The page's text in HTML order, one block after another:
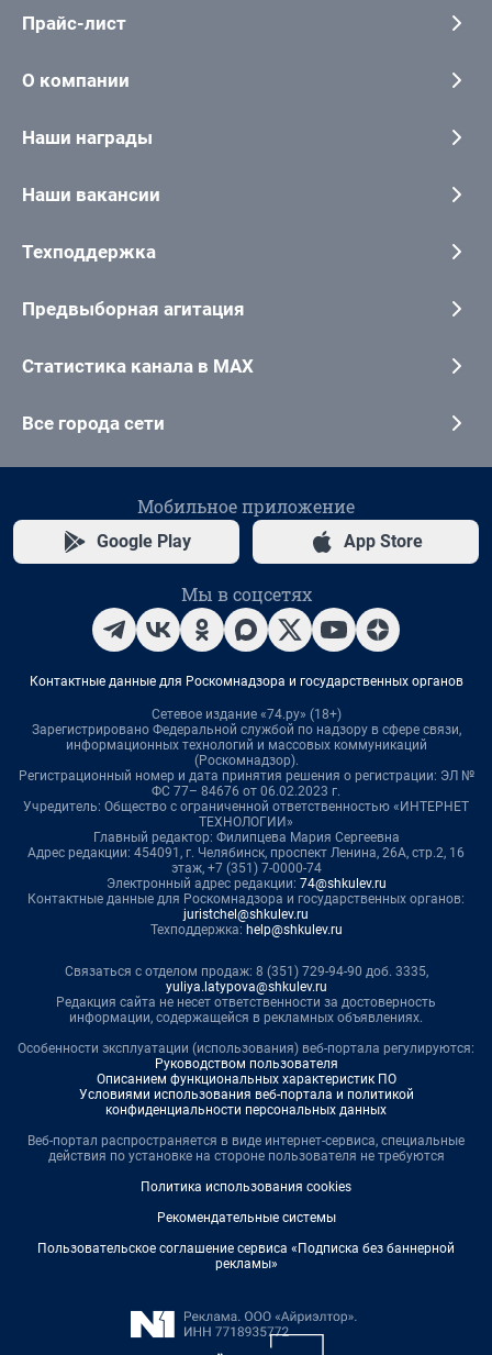
Прайс-лист
О компании
Наши награды
Наши вакансии
Техподдержка
Предвыборная агитация
Статистика канала в MAX
Все города сети
Мобильное приложение
Google Play App Store
Мы в соцсетях
Контактные данные для Роскомнадзора и государственных органов
Сетевое издание «74.ру» (18+)
Зарегистрировано Федеральной службой по надзору в сфере связи,
информационных технологий и массовых коммуникаций
(Роскомнадзор).
Регистрационный номер и дата принятия решения о регистрации: ЭЛ №
ФС 77– 84676 от 06.02.2023 г.
Учредитель: Общество с ограниченной ответственностью «ИНТЕРНЕТ
ТЕХНОЛОГИИ»
Главный редактор: Филипцева Мария Сергеевна
Адрес редакции: 454091, г. Челябинск, проспект Ленина, 26А, стр.2, 16
этаж, +7 (351) 7-0000-74
Электронный адрес редакции: 74@shkulev.ru
Контактные данные для Роскомнадзора и государственных органов:
juristchel@shkulev.ru
Техподдержка: help@shkulev.ru
Связаться с отделом продаж: 8 (351) 729-94-90 доб. 3335,
yuliya.latypova@shkulev.ru
Редакция сайта не несет ответственности за достоверность
информации, содержащейся в рекламных объявлениях.
Особенности эксплуатации (использования) веб-портала регулируются:
Руководством пользователя
Описанием функциональных характеристик ПО
Условиями использования веб-портала и политикой
конфиденциальности персональных данных
Веб-портал распространяется в виде интернет-сервиса, специальные
действия по установке на стороне пользователя не требуются
Политика использования cookies
Рекомендательные системы
Пользовательское соглашение сервиса «Подписка без баннерной
рекламы»